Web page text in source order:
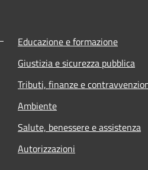
Educazione e formazione
Giustizia e sicurezza pubblica
Tributi, finanze e
Ambiente
Salute, benessere e assistenza
Autorizzazioni